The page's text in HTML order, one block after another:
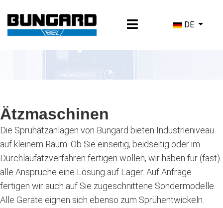
Sprache
DE
Ätzmaschinen
Die Sprühätzanlagen von Bungard bieten Industrieniveau
auf kleinem Raum. Ob Sie einseitig, beidseitig oder im
Durchlaufätzverfahren fertigen wollen, wir haben für (fast)
alle Ansprüche eine Lösung auf Lager. Auf Anfrage
fertigen wir auch auf Sie zugeschnittene Sondermodelle.
Alle Geräte eignen sich ebenso zum Sprühentwickeln.